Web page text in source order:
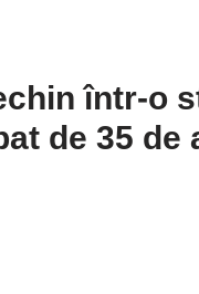
într-o
de 35 de